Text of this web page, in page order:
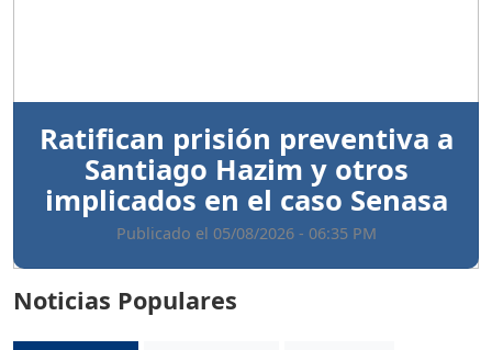
Ratifican prisión preventiva a
Santiago Hazim y otros
implicados en el caso Senasa
Publicado el 05/08/2026 - 06:35 PM
Noticias Populares